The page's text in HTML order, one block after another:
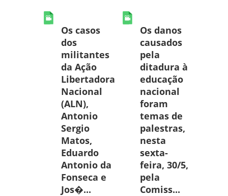
Os casos
dos
militantes
da Ação
Libertadora
Nacional
(ALN),
Antonio
Sergio
Matos,
Eduardo
Antonio da
Fonseca e
Jos�...
Os danos
causados
pela
ditadura à
educação
nacional
foram
temas de
palestras,
nesta
sexta-
feira, 30/5,
pela
Comiss...